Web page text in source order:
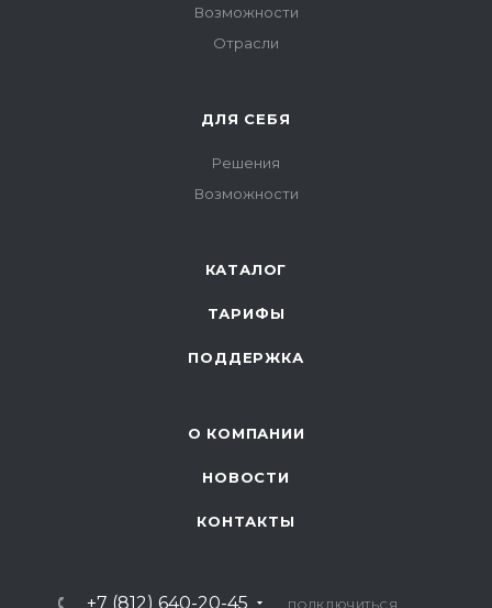
Возможности
Отрасли
ДЛЯ СЕБЯ
Решения
Возможности
КАТАЛОГ
ТАРИФЫ
ПОДДЕРЖКА
О КОМПАНИИ
НОВОСТИ
КОНТАКТЫ
+7 (812) 640-20-45 ПОДКЛЮЧИТЬСЯ